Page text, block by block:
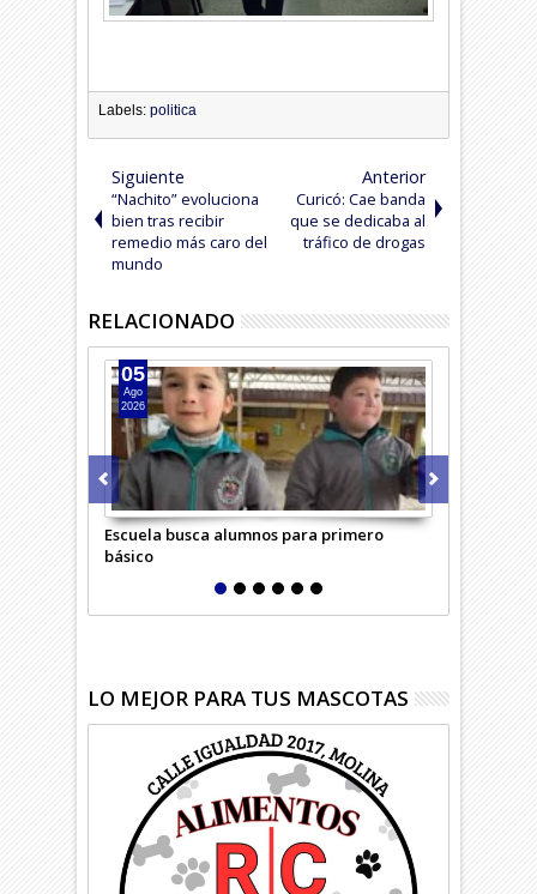
Labels:politica
Siguiente
“Nachito” evoluciona
bien tras recibir
remedio más caro del
mundo
Anterior
Curicó: Cae banda
que se dedicaba al
tráfico de drogas
RELACIONADO
Escuela busca alumnos para primero
básico
05
Ago
2026
LO MEJOR PARA TUS MASCOTAS